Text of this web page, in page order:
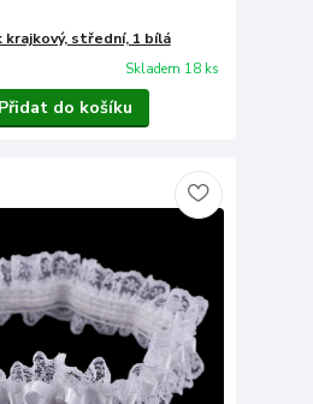
střední, 1 bílá
Skladem 18 ks
Přidat do košíku